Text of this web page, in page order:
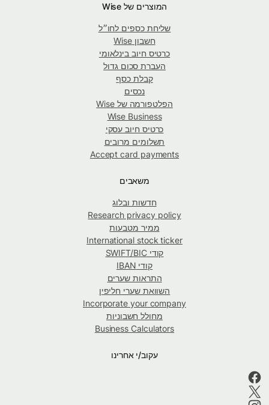
המוצרים של Wise
שליחת כספים לחו״ל
חשבון Wise
כרטיס חיוב בינלאומי
העברת סכום גדול
קבלת כסף
נכסים
הפלטפורמה של Wise
Wise Business
כרטיס חיוב עסקי
תשלומים מרובים
Accept card payments
משאבים
חדשות ובלוג
Research privacy policy
ממיר מטבעות
International stock ticker
קודי SWIFT/BIC
קודי IBAN
התראות שערים
השוואת שערי חליפין
Incorporate your company
מחולל חשבוניות
Business Calculators
עקוב/י אחרינו